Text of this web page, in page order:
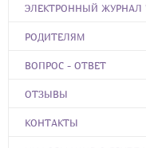
ЭЛЕКТРОННЫЙ ЖУРНАЛ
РОДИТЕЛЯМ
ВОПРОС - ОТВЕТ
ОТЗЫВЫ
КОНТАКТЫ